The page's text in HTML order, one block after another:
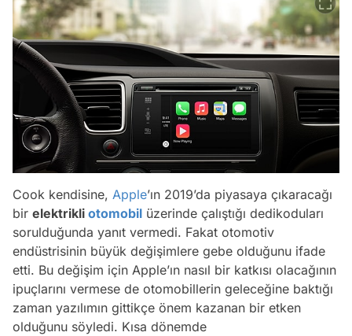
Cook kendisine, Apple’ın 2019’da piyasaya çıkaracağı
bir elektrikli otomobil üzerinde çalıştığı dedikoduları
sorulduğunda yanıt vermedi. Fakat otomotiv
endüstrisinin büyük değişimlere gebe olduğunu ifade
etti. Bu değişim için Apple’ın nasıl bir katkısı olacağının
ipuçlarını vermese de otomobillerin geleceğine baktığı
zaman yazılımın gittikçe önem kazanan bir etken
olduğunu söyledi. Kısa dönemde